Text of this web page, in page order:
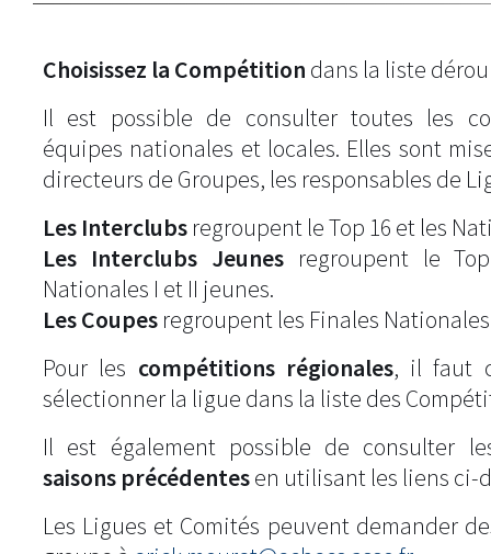
Choisissez la Compétition dans la liste
Il est possible de consulter toutes les
équipes nationales et locales. Elles sont
directeurs de Groupes, les responsables de
Les Interclubs regroupent le Top 16 et les
Les Interclubs Jeunesregroupent le
Nationales I et II jeunes.
Les Coupes regroupent les Finales
Pour les compétitions régionales, il faut
sélectionner la ligue dans la liste des
Il est également possible de consulter
saisons précédentesen utilisant les liens ci-
Les Ligues et Comités peuvent demander